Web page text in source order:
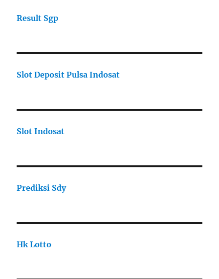
Result Sgp
Slot Deposit Pulsa Indosat
Slot Indosat
Prediksi Sdy
Hk Lotto